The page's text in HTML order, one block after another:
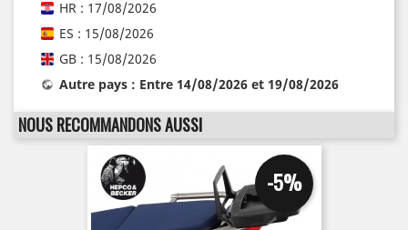
HR : 17/08/2026
ES : 15/08/2026
GB : 15/08/2026
Autre pays : Entre 14/08/2026 et 19/08/2026
NOUS RECOMMANDONS AUSSI
-5%